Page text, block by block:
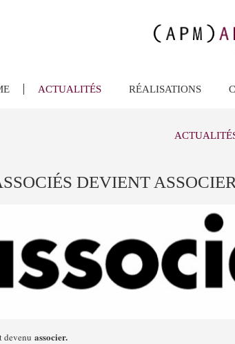
ACTUALITÉS RÉALISATIONS
DEVIENT ASSOCIER
devenu associer.